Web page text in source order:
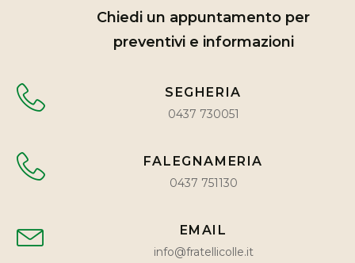
Chiedi un appuntamento per
preventivi e informazioni
SEGHERIA
0437 730051
FALEGNAMERIA
0437 751130
EMAIL
info@fratellicolle.it